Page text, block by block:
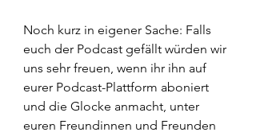
Noch kurz in eigener Sache: Falls
euch der Podcast gefällt würden wir
uns sehr freuen, wenn ihr ihn auf
eurer Podcast-Plattform aboniert
und die Glocke anmacht, unter
euren Freundinnen und Freunden